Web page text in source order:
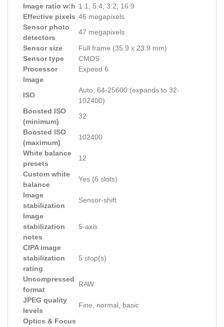
Image ratio w:h 1:1, 5:4, 3:2, 16:9
Effective pixels 46 megapixels
Sensor photo
detectors
47 megapixels
Sensor size
Full frame (35.9 x 23.9 mm)
Sensor type
CMOS
Processor
Expeed 6
Image
ISO
Auto, 64-25600 (expands to 32-
102400)
Boosted ISO
(minimum)
32
Boosted ISO
(maximum)
102400
White balance
presets
12
Custom white
balance
Yes (6 slots)
Image
stabilization
Sensor-shift
Image
stabilization
notes
5-axis
CIPA image
stabilization
rating
5 stop(s)
Uncompressed
format
RAW
JPEG quality
levels
Fine, normal, basic
Optics & Focus